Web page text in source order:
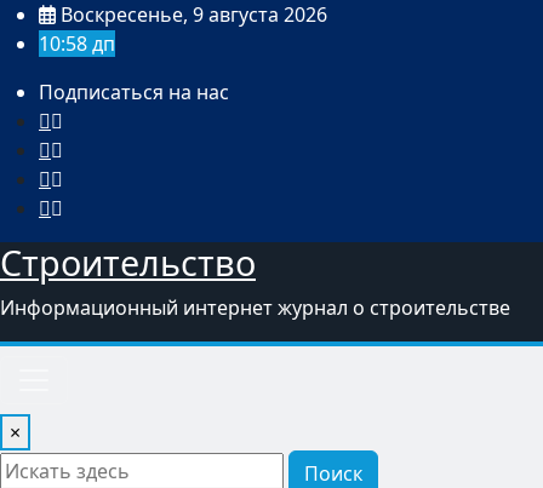
ПерейтиВоскресенье, 9 августа 2026
10:58 дп
Подписаться на нас
Строительство
Информационный интернет журнал о строительстве
×
Поиск